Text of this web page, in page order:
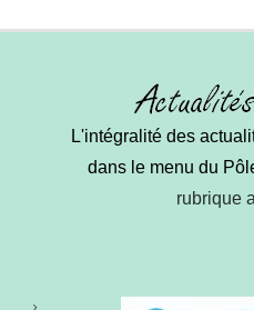
L'intégralité des
dans le menu du
rubrique